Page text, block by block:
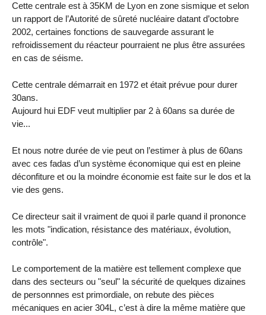
Cette centrale est à 35KM de Lyon en zone sismique et selon
un rapport de l’Autorité de sûreté nucléaire datant d’octobre
2002, certaines fonctions de sauvegarde assurant le
refroidissement du réacteur pourraient ne plus être assurées
en cas de séisme.
Cette centrale démarrait en 1972 et était prévue pour durer
30ans.
Aujourd hui EDF veut multiplier par 2 à 60ans sa durée de
vie...
Et nous notre durée de vie peut on l’estimer à plus de 60ans
avec ces fadas d’un système économique qui est en pleine
déconfiture et ou la moindre économie est faite sur le dos et la
vie des gens.
Ce directeur sait il vraiment de quoi il parle quand il prononce
les mots "indication, résistance des matériaux, évolution,
contrôle".
Le comportement de la matière est tellement complexe que
dans des secteurs ou "seul" la sécurité de quelques dizaines
de personnnes est primordiale, on rebute des pièces
mécaniques en acier 304L, c’est à dire la même matière que